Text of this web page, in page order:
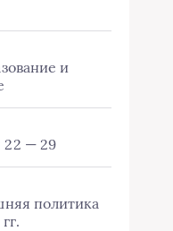
и
22 — 29
политика